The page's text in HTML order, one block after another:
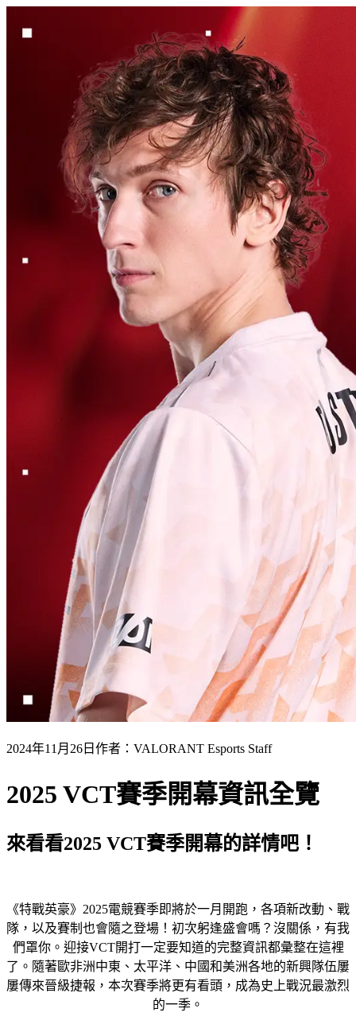
2024年11月26日 作者：VALORANT Esports Staff
2025 VCT賽季開幕資訊全覽
來看看2025 VCT賽季開幕的詳情吧！
《特戰英豪》2025電競賽季即將於一月開跑，各項新改動、戰
隊，以及賽制也會隨之登場！初次躬逢盛會嗎？沒關係，有我
們罩你。迎接VCT開打一定要知道的完整資訊都彙整在這裡
了。隨著歐非洲中東、太平洋、中國和美洲各地的新興隊伍屢
屢傳來晉級捷報，本次賽季將更有看頭，成為史上戰況最激烈
的一季。